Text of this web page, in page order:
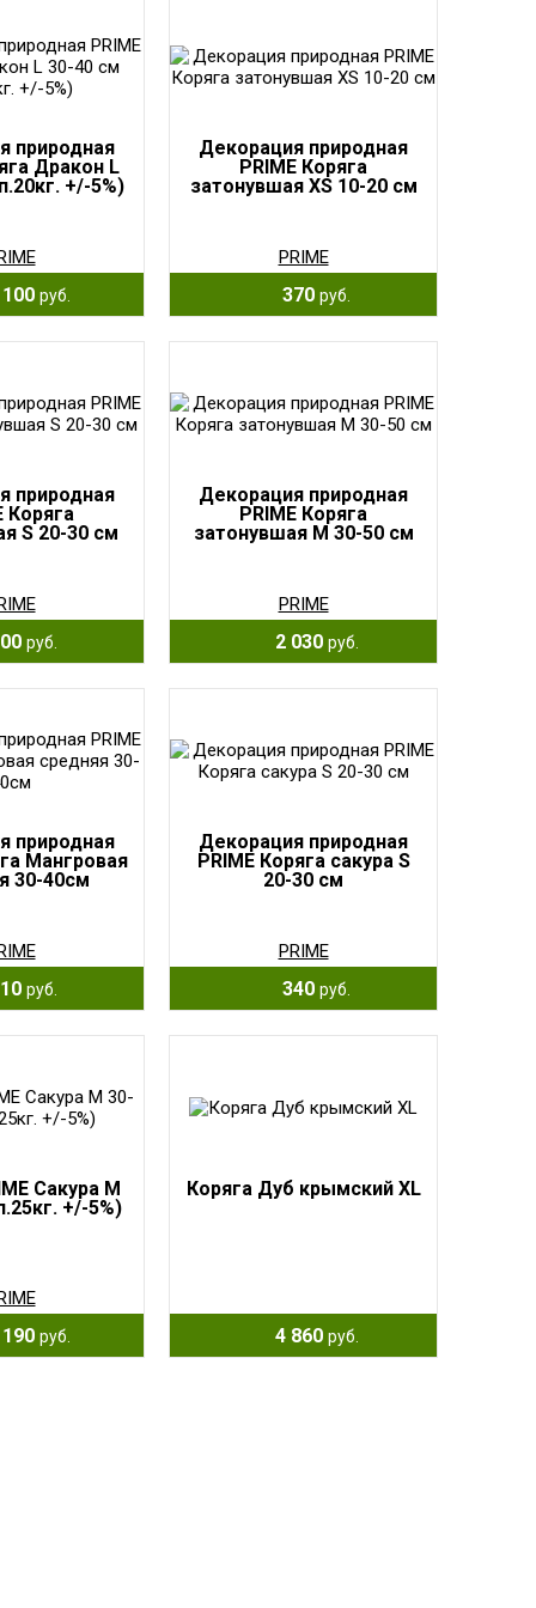
природная
Дракон L
+/-5%)
руб.
Декорация природная
PRIME Коряга
затонувшая XS 10-20 см
PRIME
370 руб.
природная
Коряга
S 20-30 см
руб.
Декорация природная
PRIME Коряга
затонувшая М 30-50 см
PRIME
2 030 руб.
природная
Мангровая
30-40см
руб.
Декорация природная
PRIME Коряга сакура S
20-30 см
PRIME
340 руб.
Сакура M
+/-5%)
руб.
Коряга Дуб крымский XL
4 860 руб.